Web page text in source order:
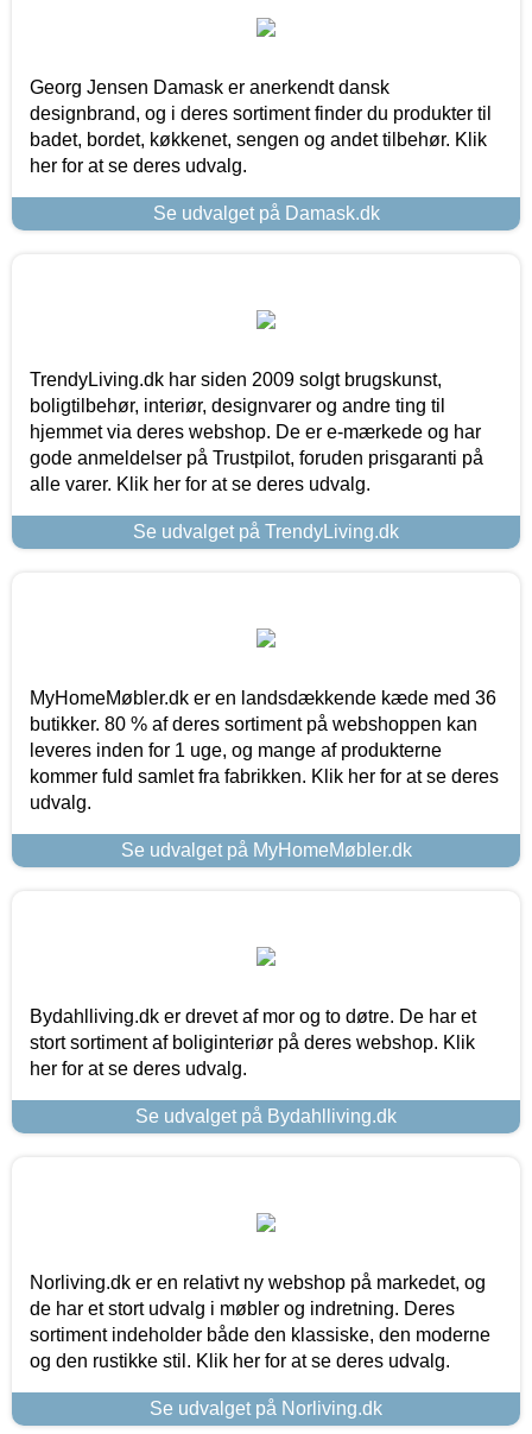
Georg Jensen Damask er anerkendt dansk
designbrand, og i deres sortiment finder du produkter til
badet, bordet, køkkenet, sengen og andet tilbehør. Klik
her for at se deres udvalg.
Se udvalget på Damask.dk
TrendyLiving.dk har siden 2009 solgt brugskunst,
boligtilbehør, interiør, designvarer og andre ting til
hjemmet via deres webshop. De er e-mærkede og har
gode anmeldelser på Trustpilot, foruden prisgaranti på
alle varer. Klik her for at se deres udvalg.
Se udvalget på TrendyLiving.dk
MyHomeMøbler.dk er en landsdækkende kæde med 36
butikker. 80 % af deres sortiment på webshoppen kan
leveres inden for 1 uge, og mange af produkterne
kommer fuld samlet fra fabrikken. Klik her for at se deres
udvalg.
Se udvalget på MyHomeMøbler.dk
Bydahlliving.dk er drevet af mor og to døtre. De har et
stort sortiment af boliginteriør på deres webshop. Klik
her for at se deres udvalg.
Se udvalget på Bydahlliving.dk
Norliving.dk er en relativt ny webshop på markedet, og
de har et stort udvalg i møbler og indretning. Deres
sortiment indeholder både den klassiske, den moderne
og den rustikke stil. Klik her for at se deres udvalg.
Se udvalget på Norliving.dk